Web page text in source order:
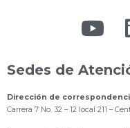
Sedes de
Dirección de
Carrera 7 No. 32 – 12 local 211 –